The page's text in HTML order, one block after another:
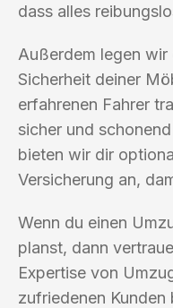
dass alles
Außerdem legen
Sicherheit deiner
erfahrenen Fahrer
sicher und
bieten wir dir
Versicherung an,
Wenn du einen
planst, dann
Expertise von
zufriedenen